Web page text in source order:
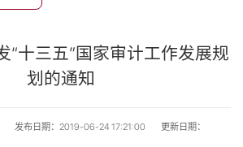
“十三五”国家审计工作发展规
划的通知
发布日期：2019-06-24 17:21:00
更新日期：